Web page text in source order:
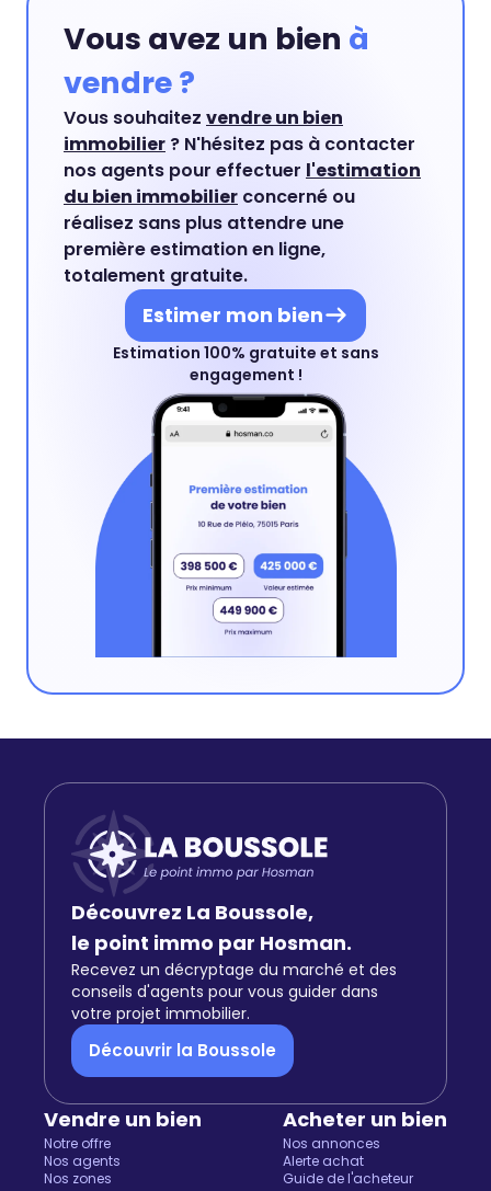
Vous avez un bien à
vendre ?
Vous souhaitez vendre un bien
immobilier ? N'hésitez pas à contacter
nos agents pour effectuer l'estimation
du bien immobilier concerné ou
réalisez sans plus attendre une
première estimation en ligne,
totalement gratuite.
Estimer mon bien
Estimation 100% gratuite et sans
engagement !
Découvrez La Boussole,
le point immo par Hosman.
Recevez un décryptage du marché et des
conseils d'agents pour vous guider dans
votre projet immobilier.
Découvrir la Boussole
Vendre un bien
Notre offre
Nos agents
Nos zones
Acheter un bien
Nos annonces
Alerte achat
Guide de l'acheteur